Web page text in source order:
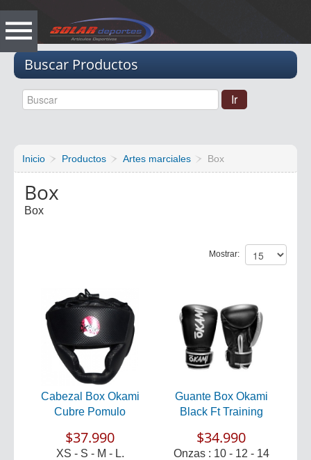
Buscar Productos
Inicio Productos Artes marciales Box
Box
Box
Mostrar:
Cabezal Box Okami
Cubre Pomulo
$37.990
XS - S - M - L.
Guante Box Okami
Black Ft Training
$34.990
Onzas : 10 - 12 - 14